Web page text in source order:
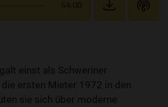
54:00
galt einst als Schweriner
ersten Mieter 1972 in den
sie sich über moderne